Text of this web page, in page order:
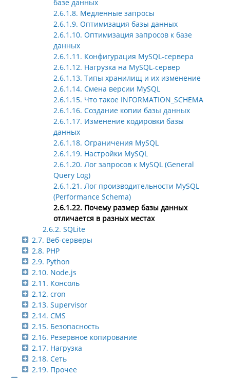
базе данных
2.6.1.8. Медленные запросы
2.6.1.9. Оптимизация базы данных
2.6.1.10. Оптимизация запросов к базе
данных
2.6.1.11. Конфигурация MySQL-сервера
2.6.1.12. Нагрузка на MySQL-сервер
2.6.1.13. Типы хранилищ и их изменение
2.6.1.14. Смена версии MySQL
2.6.1.15. Что такое INFORMATION_SCHEMA
2.6.1.16. Создание копии базы данных
2.6.1.17. Изменение кодировки базы
данных
2.6.1.18. Ограничения MySQL
2.6.1.19. Настройки MySQL
2.6.1.20. Лог запросов к MySQL (General
Query Log)
2.6.1.21. Лог производительности MySQL
(Performance Schema)
2.6.1.22. Почему размер базы данных
отличается в разных местах
2.6.2. SQLite
2.7. Веб-серверы
2.8. PHP
2.9. Python
2.10. Node.js
2.11. Консоль
2.12. cron
2.13. Supervisor
2.14. CMS
2.15. Безопасность
2.16. Резервное копирование
2.17. Нагрузка
2.18. Сеть
2.19. Прочее